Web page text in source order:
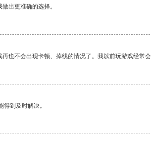
出更准确的选择。
也不会出现卡顿、掉线的情况了。我以前玩游戏经常
到及时解决。